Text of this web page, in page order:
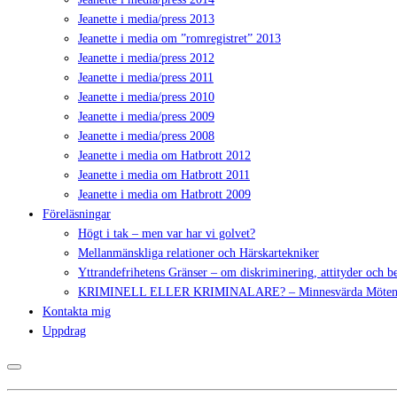
Jeanette i media/press 2013
Jeanette i media om ”romregistret” 2013
Jeanette i media/press 2012
Jeanette i media/press 2011
Jeanette i media/press 2010
Jeanette i media/press 2009
Jeanette i media/press 2008
Jeanette i media om Hatbrott 2012
Jeanette i media om Hatbrott 2011
Jeanette i media om Hatbrott 2009
Föreläsningar
Högt i tak – men var har vi golvet?
Mellanmänskliga relationer och Härskartekniker
Yttrandefrihetens Gränser – om diskriminering, attityder och
KRIMINELL ELLER KRIMINALARE? – Minnesvärda
Kontakta mig
Uppdrag